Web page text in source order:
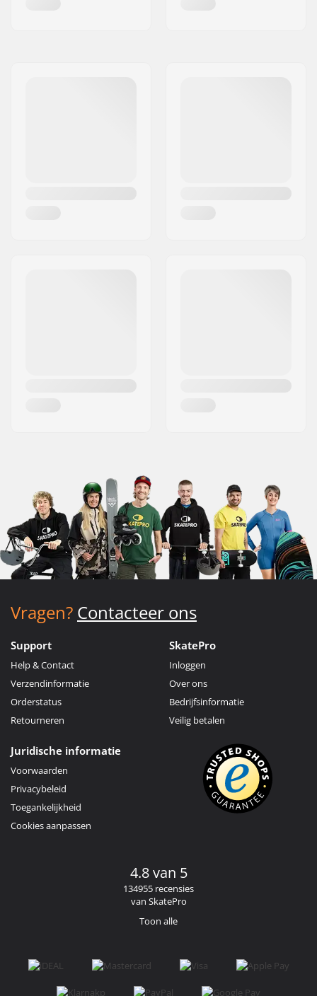
Vragen? Contacteer ons
Support
Help & Contact
Verzendinformatie
Orderstatus
Retourneren
SkatePro
Inloggen
Over ons
Bedrijfsinformatie
Veilig betalen
Juridische informatie
Voorwaarden
Privacybeleid
Toegankelijkheid
Cookies aanpassen
4.8 van 5
134955 recensies
van SkatePro
Toon alle